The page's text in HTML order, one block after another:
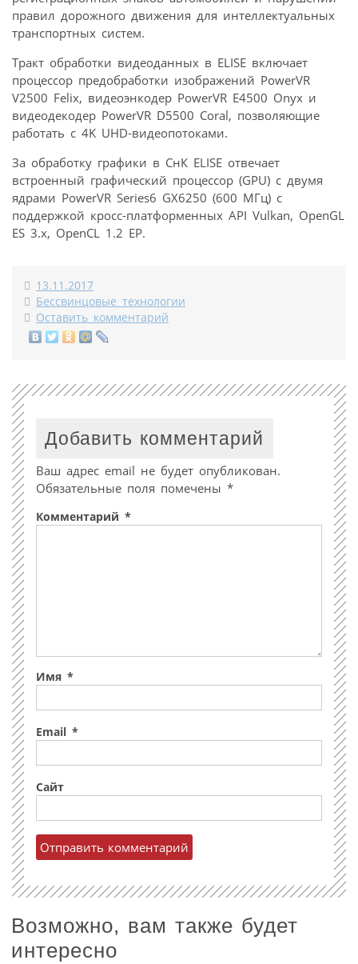
правил дорожного движения для интеллектуальных
транспортных систем.
Тракт обработки видеоданных в ELISE включает
процессор предобработки изображений PowerVR
V2500 Felix, видеоэнкодер PowerVR E4500 Onyx и
видеодекодер PowerVR D5500 Coral, позволяющие
работать с 4K UHD-видеопотоками.
За обработку графики в СнК ELISE отвечает
встроенный графический процессор (GPU) с двумя
ядрами PowerVR Series6 GX6250 (600 МГц) с
поддержкой кросс-платформенных API Vulkan, OpenGL
ES 3.x, OpenCL 1.2 EP.
13.11.2017
Бессвинцовые технологии
Оставить комментарий
Добавить комментарий
Ваш адрес email не будет опубликован.
Обязательные поля помечены *
Комментарий *
Имя *
Email *
Сайт
Возможно, вам также будет
интересно